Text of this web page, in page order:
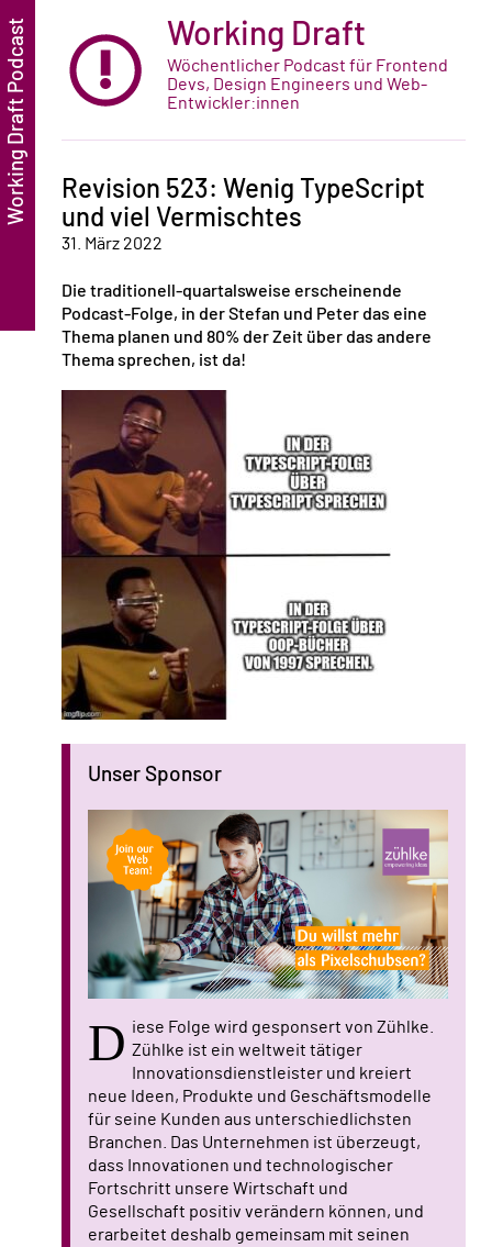
Working Draft
Wöchentlicher Podcast für Frontend
Devs, Design Engineers und Web-
Entwickler:innen
Revision 523: Wenig TypeScript
und viel Vermischtes
31. März 2022
Die traditionell-quartalsweise erscheinende
Podcast-Folge, in der Stefan und Peter das eine
Thema planen und 80% der Zeit über das andere
Thema sprechen, ist da!
Unser Sponsor
D iese Folge wird gesponsert von Zühlke.
Zühlke ist ein weltweit tätiger
Innovationsdienstleister und kreiert
neue Ideen, Produkte und Geschäftsmodelle
für seine Kunden aus unterschiedlichsten
Branchen. Das Unternehmen ist überzeugt,
dass Innovationen und technologischer
Fortschritt unsere Wirtschaft und
Gesellschaft positiv verändern können, und
erarbeitet deshalb gemeinsam mit seinen